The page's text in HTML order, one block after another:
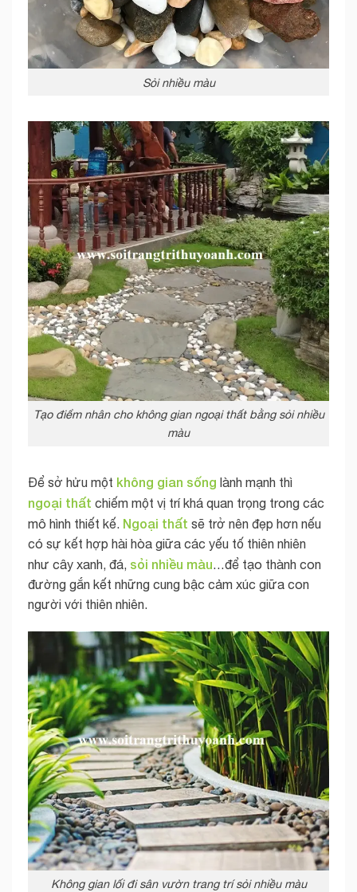
Sỏi nhiều màu
Tạo điểm nhân cho không gian ngoại thất bằng sỏi nhiều
màu
Để sở hửu một không gian sống lành mạnh thì
ngoại thất chiếm một vị trí khá quan trọng trong các
mô hình thiết kế. Ngoại thất sẽ trở nên đẹp hơn nếu
có sự kết hợp hài hòa giữa các yếu tố thiên nhiên
như cây xanh, đá, sỏi nhiều màu…để tạo thành con
đường gắn kết những cung bậc cảm xúc giữa con
người với thiên nhiên.
Không gian lối đi sân vườn trang trí sỏi nhiều màu